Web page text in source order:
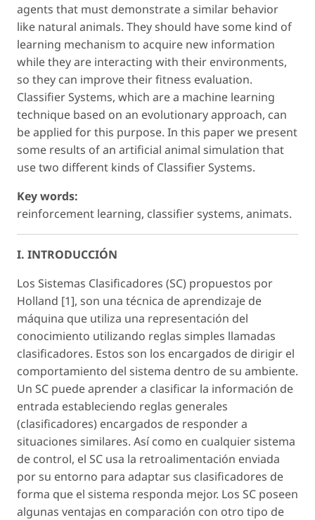
agents that must demonstrate a similar behavior
like natural animals. They should have some kind of
learning mechanism to acquire new information
while they are interacting with their environments,
so they can improve their fitness evaluation.
Classifier Systems, which are a machine learning
technique based on an evolutionary approach, can
be applied for this purpose. In this paper we present
some results of an artificial animal simulation that
use two different kinds of Classifier Systems.
Key words:
reinforcement learning, classifier systems, animats.
I. INTRODUCCIÓN
Los Sistemas Clasificadores (SC) propuestos por
Holland [1], son una técnica de aprendizaje de
máquina que utiliza una representación del
conocimiento utilizando reglas simples llamadas
clasificadores. Estos son los encargados de dirigir el
comportamiento del sistema dentro de su ambiente.
Un SC puede aprender a clasificar la información de
entrada estableciendo reglas generales
(clasificadores) encargados de responder a
situaciones similares. Así como en cualquier sistema
de control, el SC usa la retroalimentación enviada
por su entorno para adaptar sus clasificadores de
forma que el sistema responda mejor. Los SC poseen
algunas ventajas en comparación con otro tipo de